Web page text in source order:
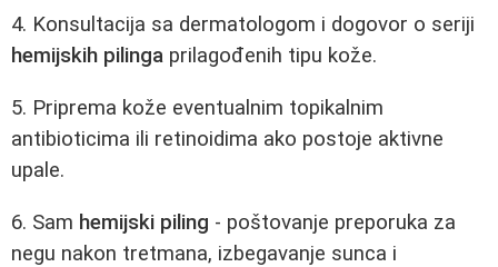
4. Konsultacija sa dermatologom i dogovor o seriji
hemijskih pilinga prilagođenih tipu kože.
5. Priprema kože eventualnim topikalnim
antibioticima ili retinoidima ako postoje aktivne
upale.
6. Sam hemijski piling - poštovanje preporuka za
negu nakon tretmana, izbegavanje sunca i